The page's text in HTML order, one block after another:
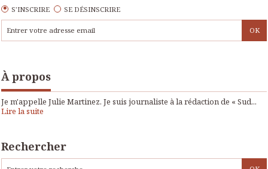
S'INSCRIRE SE DÉSINSCRIRE
À propos
Je m'appelle Julie Martinez. Je suis journaliste à la rédaction de « Sud...
Lire la suite
Rechercher